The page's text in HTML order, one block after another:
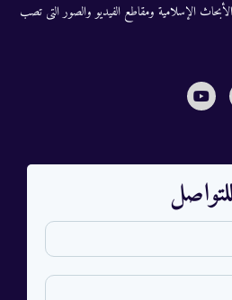
الإسلامية ومقاطع الفيديو والصور التى تصب
للتواصل